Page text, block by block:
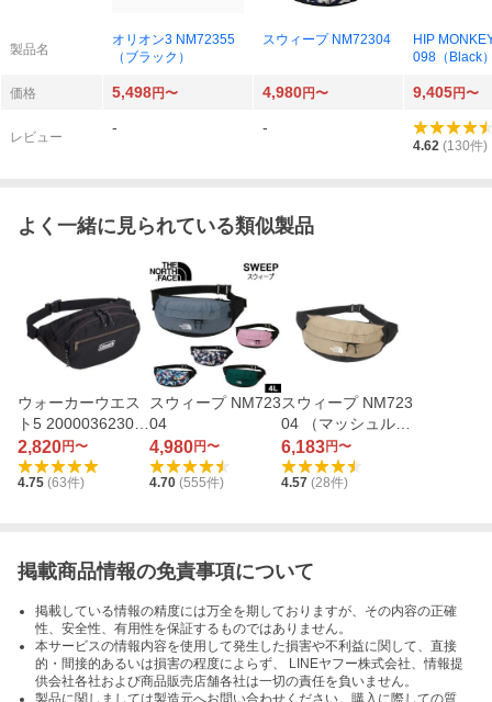
製品名
オリオン3 NM72355
（ブラック）
スウィープ NM72304
HIP
098（Black
価格 5,498円〜 4,980円〜 9,405円〜
レビュー
- -
4.62 (130件)
よく一緒に見られている類似製品
ウォーカーウエス
ト5 2000036230
（ブラック）
2,820円〜
4.75 (63件)
スウィープ NM723
04
4,980円〜
4.70 (555件)
スウィープ NM723
04 （マッシュルー
ム）
6,183円〜
4.57 (28件)
掲載商品情報の免責事項について
掲載している情報の精度には万全を期しておりますが、その内容の正確
性、安全性、有用性を保証するものではありません。
本サービスの情報内容を使用して発生した損害や不利益に関して、直接
的・間接的あるいは損害の程度によらず、 LINEヤフー株式会社、情報提
供会社各社および商品販売店舗各社は一切の責任を負いません。
製品に関しましては製造元へお問い合わせください。購入に際しての質